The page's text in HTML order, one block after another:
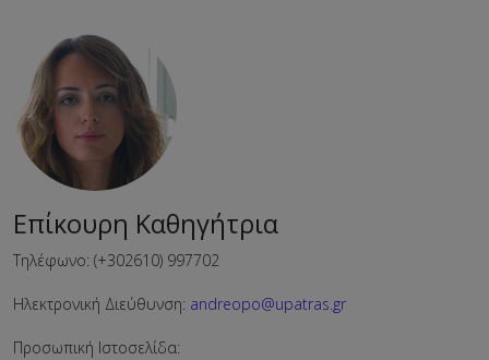
Επίκουρη Καθηγήτρια
Τηλέφωνο: (+302610) 997702
Ηλεκτρονική Διεύθυνση: andreopo@upatras.gr
Προσωπική Ιστοσελίδα: